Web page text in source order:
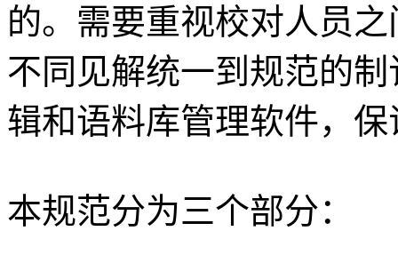
的。需要重视校对人员
不同见解统一到规范的
辑和语料库管理软件，
本规范分为三个部分：